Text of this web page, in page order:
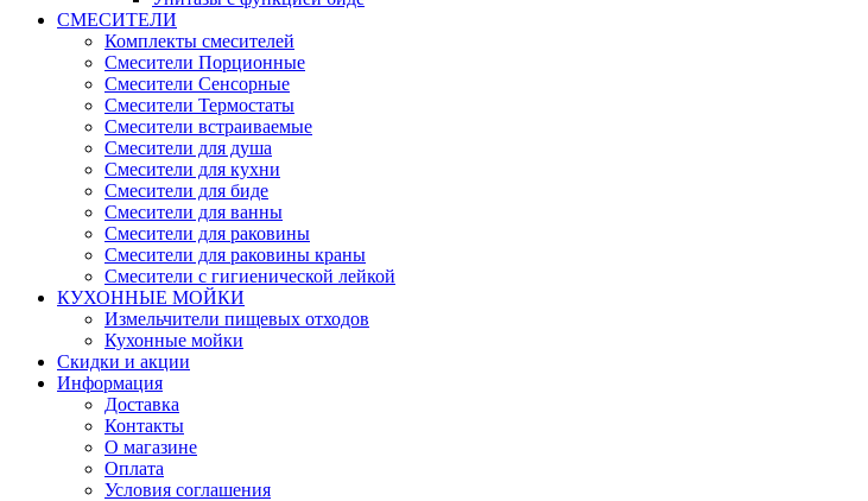
СМЕСИТЕЛИ
Комплекты смесителей
Смесители Порционные
Смесители Сенсорные
Смесители Термостаты
Смесители встраиваемые
Смесители для душа
Смесители для кухни
Смесители для биде
Смесители для ванны
Смесители для раковины
Смесители для раковины краны
Смесители с гигиенической лейкой
КУХОННЫЕ МОЙКИ
Измельчители пищевых отходов
Кухонные мойки
Скидки и акции
Информация
Доставка
Контакты
О магазине
Оплата
Условия соглашения